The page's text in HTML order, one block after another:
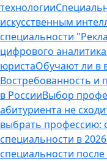
технологии
искусственным
специальности
цифрового аналитика
юристаОбучают ли в
Востребованность и
в РоссииВыбор
абитуриента не
выбрать профессию:
специальности в
специальности